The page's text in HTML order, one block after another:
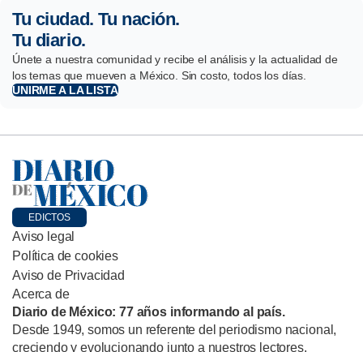
Tu ciudad. Tu nación.
Tu diario.
Únete a nuestra comunidad y recibe el análisis y la actualidad de
los temas que mueven a México. Sin costo, todos los días.
UNIRME A LA LISTA
EDICTOS
Aviso legal
Política de cookies
Aviso de Privacidad
Acerca de
Diario de México: 77 años informando al país.
Desde 1949, somos un referente del periodismo nacional,
creciendo y evolucionando junto a nuestros lectores.